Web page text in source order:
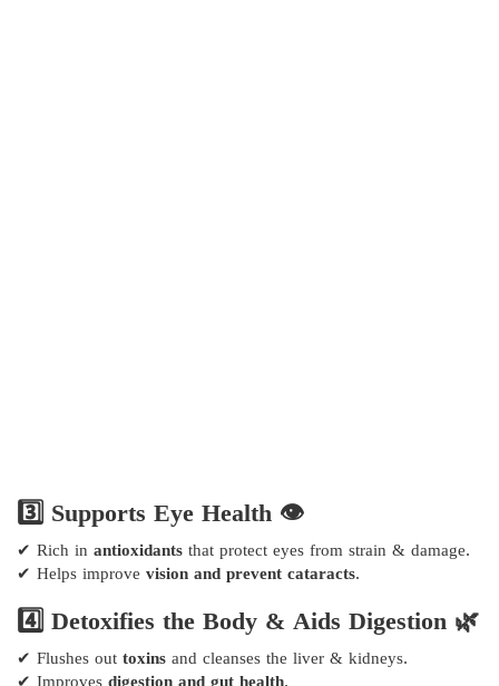
3️⃣ Supports Eye Health 👁️
✔ Rich in antioxidants that protect eyes from strain & damage.
✔ Helps improve vision and prevent cataracts.
4️⃣ Detoxifies the Body & Aids Digestion 🌿
✔ Flushes out toxins and cleanses the liver & kidneys.